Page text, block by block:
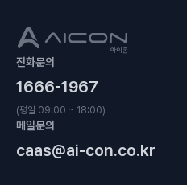
전화문의
1666-1967
(평일 09:00 ~ 18:00)
메일문의
caas@ai-con.co.kr